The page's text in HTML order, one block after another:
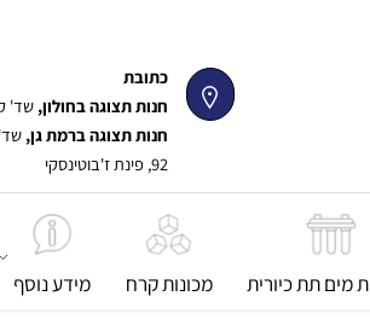
כתובת
חנות תצוגה בחולון,שד' קוגל
חנות תצוגה ברמת גן,שד'
תת כיורית מכונות קרח מידע נוסף